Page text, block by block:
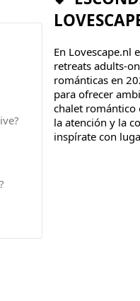
En Lovescape.nl
retreats adults-
románticas en
para ofrecer
chalet romántico
la atención y la
inspírate con